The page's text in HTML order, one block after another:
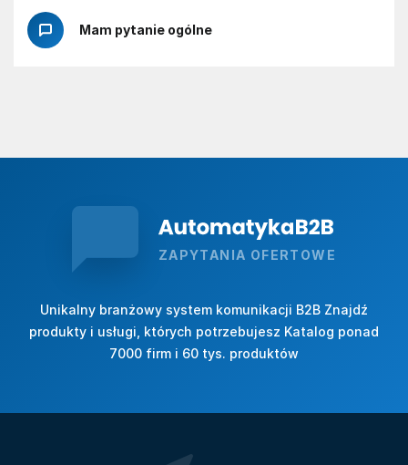
Mam pytanie ogólne
ZAPYTANIA OFERTOWE
Unikalny branżowy system komunikacji B2B Znajdź
produkty i usługi, których potrzebujesz Katalog ponad
7000 firm i 60 tys. produktów